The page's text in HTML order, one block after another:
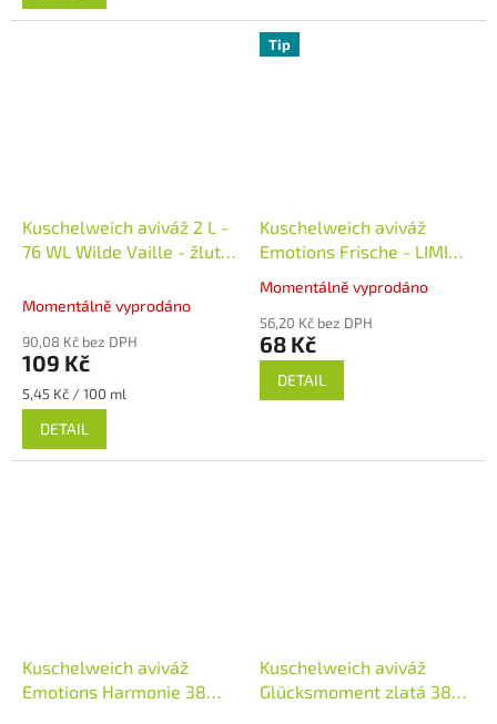
Kuschelweich aviváž 2 L -
76 WL Wilde Vaille - žlutá
Momentálně vyprodáno
90,08 Kč bez DPH
109 Kč
Měrná
cena:
5,45 Kč / 100 ml
DETAIL
Tip
Kuschelweich aviváž
Emotions Frische - LIMI
Německo
Průměrné
produktu
je
5,0
Momentálně vyprodáno
56,20 Kč bez DPH
68 Kč
DETAIL
Kuschelweich aviváž
Emotions Harmonie 38
Kuschelweich aviváž
Glücksmoment zlatá 38